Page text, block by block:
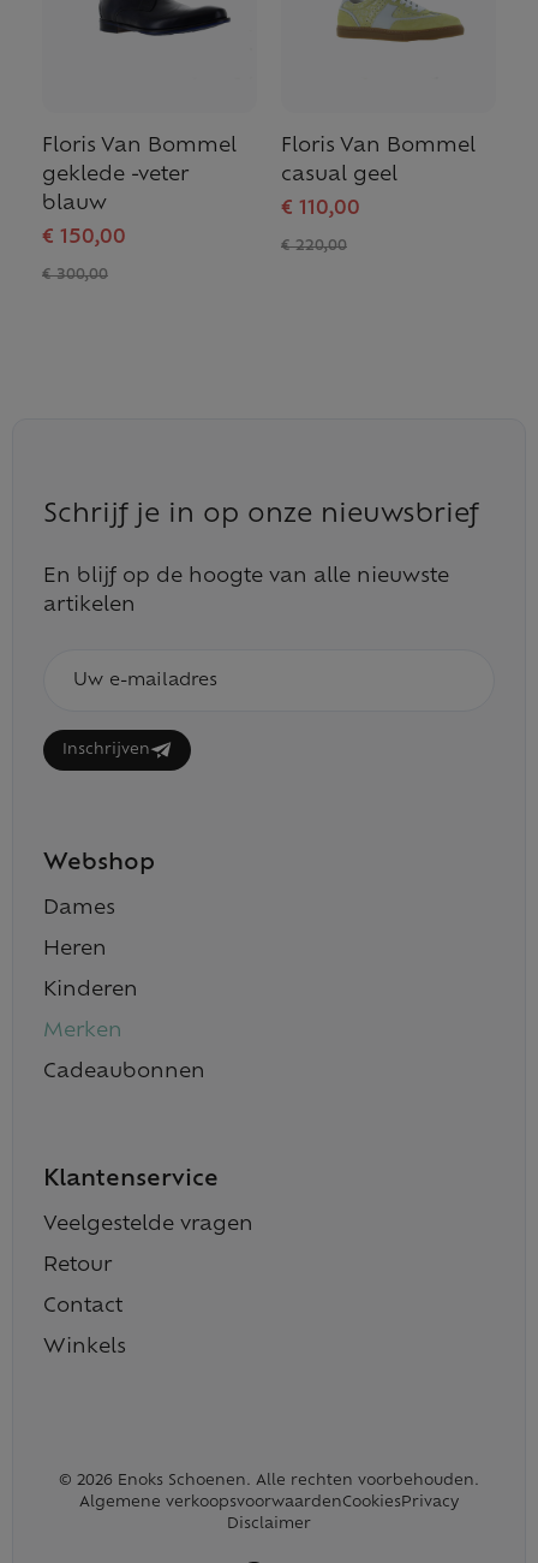
Floris Van Bommel
geklede -veter
blauw
€ 150,00
€ 300,00
Floris Van Bommel
casual geel
€ 110,00
€ 220,00
Schrijf je in op onze nieuwsbrief
En blijf op de hoogte van alle nieuwste
artikelen
mailadres
Inschrijven
Webshop
Dames
Heren
Kinderen
Merken
Cadeaubonnen
Klantenservice
Veelgestelde vragen
Retour
Contact
Winkels
© 2026 Enoks Schoenen. Alle rechten voorbehouden.
Algemene verkoopsvoorwaardenCookies Privacy
Disclaimer